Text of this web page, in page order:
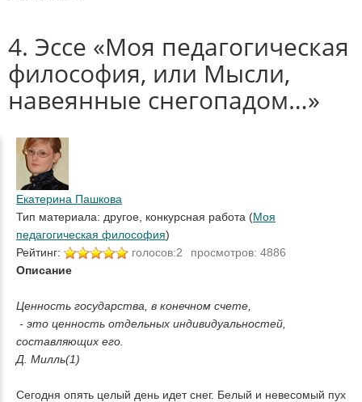
4. Эссе «Моя педагогическая
философия, или Мысли,
навеянные снегопадом…»
Екатерина Пашкова
Тип материала: другое, конкурсная работа (Моя
педагогическая философия)
Рейтинг:
голосов:2
просмотров: 4886
Описание
Ценность государства, в конечном счете,
- это ценность отдельных индивидуальностей,
составляющих его.
Д. Милль(1)
Сегодня опять целый день идет снег. Белый и невесомый пух